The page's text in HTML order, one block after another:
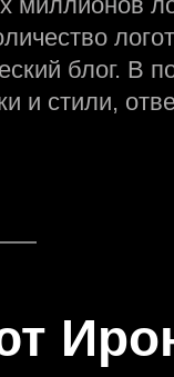
блог. В
и стили,